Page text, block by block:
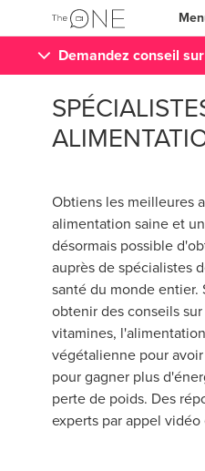
Demandez conseil
Obtiens les meilleures
alimentation saine et
désormais possible
auprès de spécialistes
santé du monde entier.
obtenir des conseils
vitamines,
végétalienne pour
pour gagner plus
perte de poids. Des
experts par appel